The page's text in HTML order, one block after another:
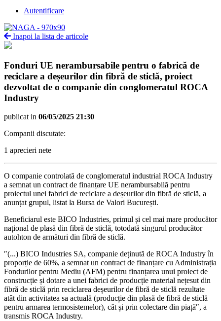
Autentificare
Inapoi la lista de articole
Fonduri UE nerambursabile pentru o fabrică de
reciclare a deșeurilor din fibră de sticlă, proiect
dezvoltat de o companie din conglomeratul ROCA
Industry
publicat in 06/05/2025 21:30
Companii discutate:
1 aprecieri nete
O companie controlată de conglomeratul industrial ROCA Industry
a semnat un contract de finanțare UE nerambursabilă pentru
proiectul unei fabrici de reciclare a deșeurilor din fibră de sticlă, a
anunțat grupul, listat la Bursa de Valori București.
Beneficiarul este BICO Industries, primul și cel mai mare producător
național de plasă din fibră de sticlă, totodată singurul producător
autohton de armături din fibră de sticlă.
″(...) BICO Industries SA, companie deținută de ROCA Industry în
proporție de 60%, a semnat un contract de finanțare cu Administrația
Fondurilor pentru Mediu (AFM) pentru finanțarea unui proiect de
construcție și dotare a unei fabrici de producție material nețesut din
fibră de sticlă prin reciclarea deșeurilor de fibră de sticlă rezultate
atât din activitatea sa actuală (producție din plasă de fibră de sticlă
pentru armarea termosistemelor), cât și prin colectare din piață″, a
transmis ROCA Industry.